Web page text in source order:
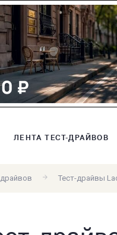
ЛЕНТА ТЕСТ-ДРАЙВОВ
Тест-драйвы